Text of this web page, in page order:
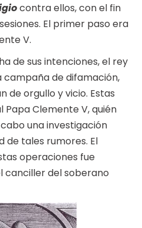
contra ellos, con el fin
El primer paso era
V.
de sus intenciones, el rey
campaña de difamación,
de orgullo y vicio. Estas
Clemente V, quién
una investigación
de tales rumores. El
operaciones fue
canciller del soberano